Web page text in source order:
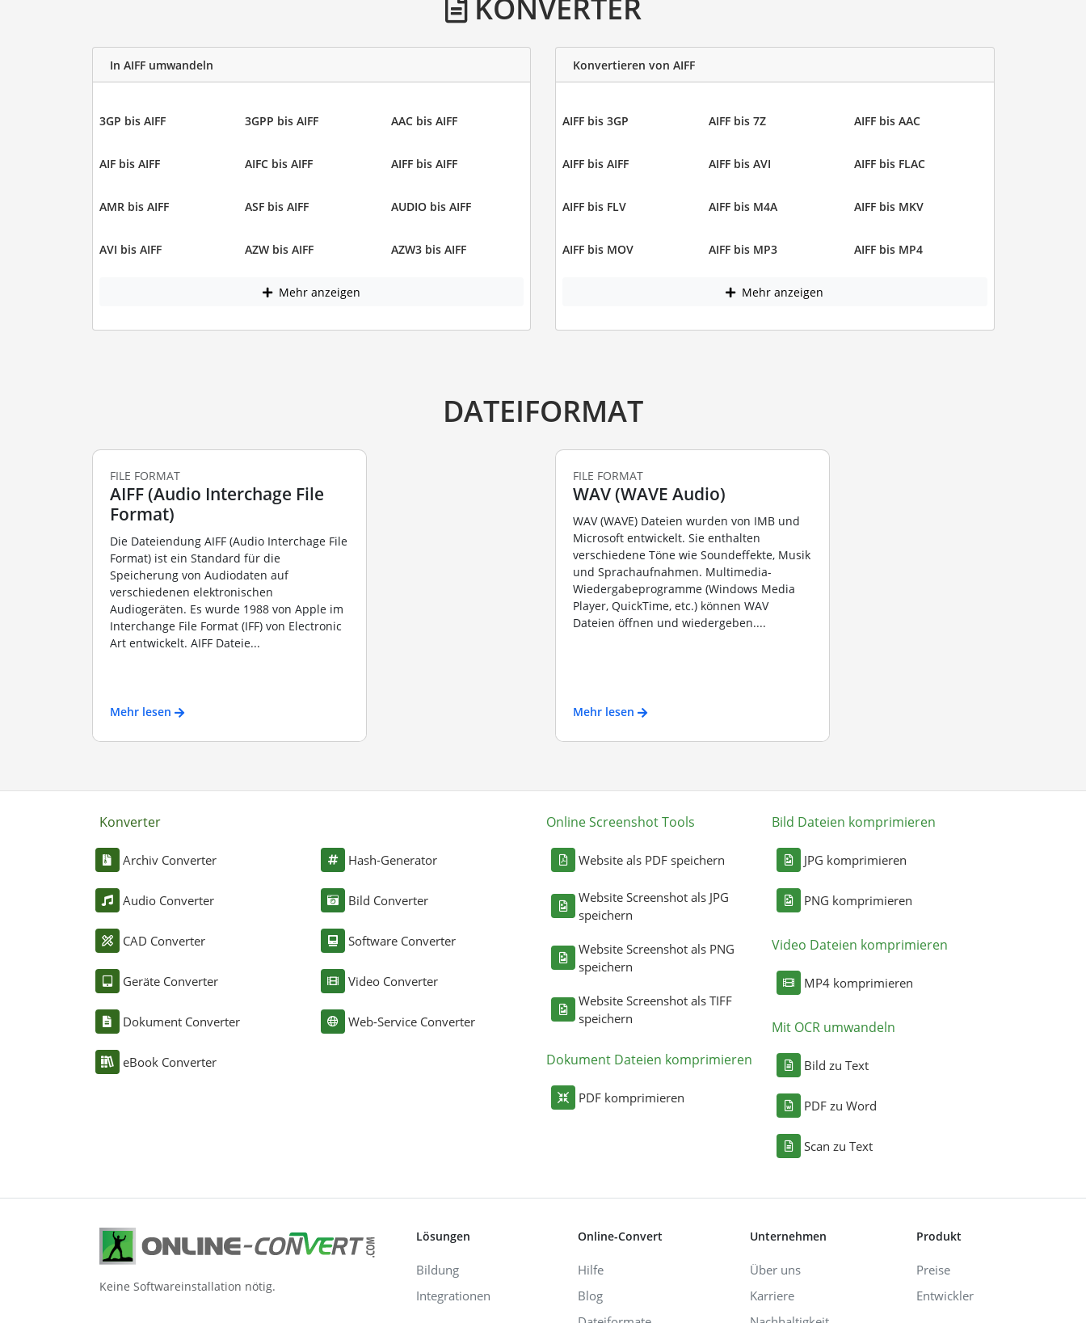
KONVERTER
In AIFF umwandeln
3GP bis AIFF 3GPP bis AIFF AAC bis AIFF
AIF bis AIFF AIFC bis AIFF AIFF bis AIFF
AMR bis AIFF ASF bis AIFF AUDIO bis AIFF
AVI bis AIFF AZW bis AIFF AZW3 bis AIFF
Mehr anzeigen
Konvertieren von AIFF
AIFF bis 3GP AIFF bis 7Z AIFF bis AAC
AIFF bis AIFF AIFF bis AVI AIFF bis FLAC
AIFF bis FLV AIFF bis M4A AIFF bis MKV
AIFF bis MOV AIFF bis MP3 AIFF bis MP4
Mehr anzeigen
DATEIFORMAT
FILE FORMAT
AIFF (Audio Interchage File
Format)
Die Dateiendung AIFF (Audio Interchage File
Format) ist ein Standard für die
Speicherung von Audiodaten auf
verschiedenen elektronischen
Audiogeräten. Es wurde 1988 von Apple im
Interchange File Format (IFF) von Electronic
Art entwickelt. AIFF Dateie...
Mehr lesen
FILE FORMAT
WAV (WAVE Audio)
WAV (WAVE) Dateien wurden von IMB und
Microsoft entwickelt. Sie enthalten
verschiedene Töne wie Soundeffekte, Musik
und Sprachaufnahmen. Multimedia-
Wiedergabeprogramme (Windows Media
Player, QuickTime, etc.) können WAV
Dateien öffnen und wiedergeben....
Mehr lesen
Konverter
Archiv Converter
Audio Converter
CAD Converter
Geräte Converter
Dokument Converter
eBook Converter
Hash-Generator
Bild Converter
Software Converter
Video Converter
Web-Service Converter
Online Screenshot Tools
Website als PDF speichern
Website Screenshot als JPG
speichern
Website Screenshot als PNG
speichern
Website Screenshot als TIFF
speichern
Dokument Dateien komprimieren
PDF komprimieren
Bild Dateien komprimieren
JPG komprimieren
PNG komprimieren
Video Dateien komprimieren
MP4 komprimieren
Mit OCR umwandeln
Bild zu Text
PDF zu Word
Scan zu Text
Keine Softwareinstallation nötig.
Lösungen
Bildung
Integrationen
Online-Convert
Hilfe
Blog
Unternehmen
Über uns
Karriere
Produkt
Preise
Entwickler